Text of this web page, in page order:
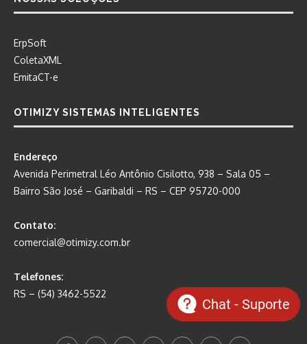
ErpSoft
ColetaXML
EmitaCT-e
OTIMIZY SISTEMAS INTELIGENTES
Endereço
Avenida Perimetral Léo Antônio Cisilotto, 938 – Sala 05 –
Bairro São José – Garibaldi – RS – CEP 95720-000
Contato:
comercial@otimizy.com.br
Telefones:
RS – (54) 3462-5522
Chat - Suporte